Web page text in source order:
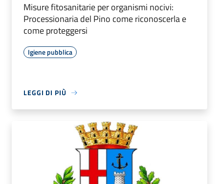
Misure fitosanitarie per organismi nocivi:
Processionaria del Pino come riconoscerla e
come proteggersi
Igiene pubblica
LEGGI DI PIÙ